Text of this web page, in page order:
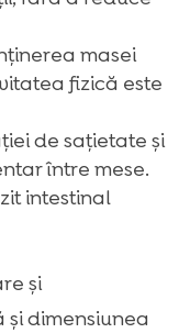
masei
fizică este
de sațietate și
între mese.
intestinal
și
dimensiunea